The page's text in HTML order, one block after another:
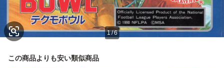
1/6
この商品よりも安い類似商品